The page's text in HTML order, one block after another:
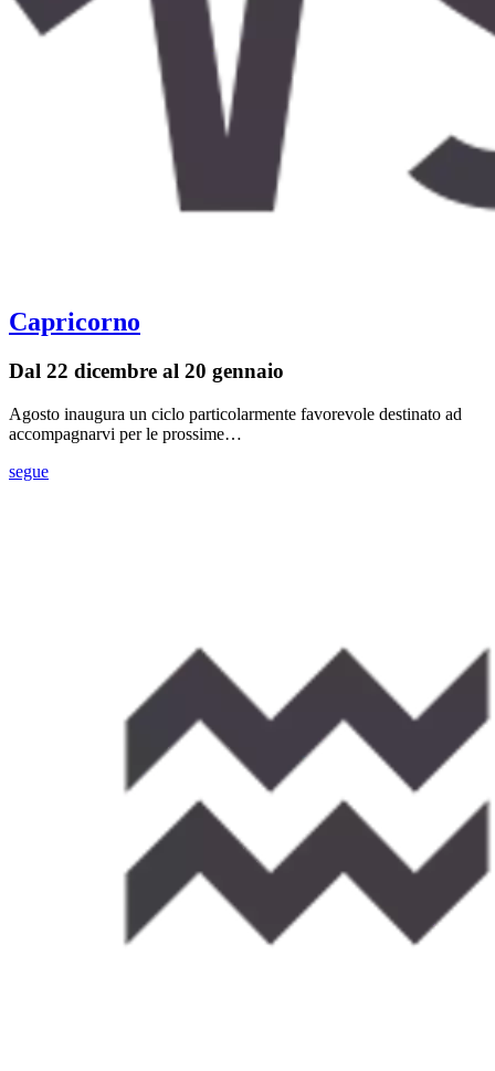
Capricorno
Dal 22 dicembre al 20 gennaio
Agosto inaugura un ciclo particolarmente favorevole destinato ad
accompagnarvi per le prossime…
segue